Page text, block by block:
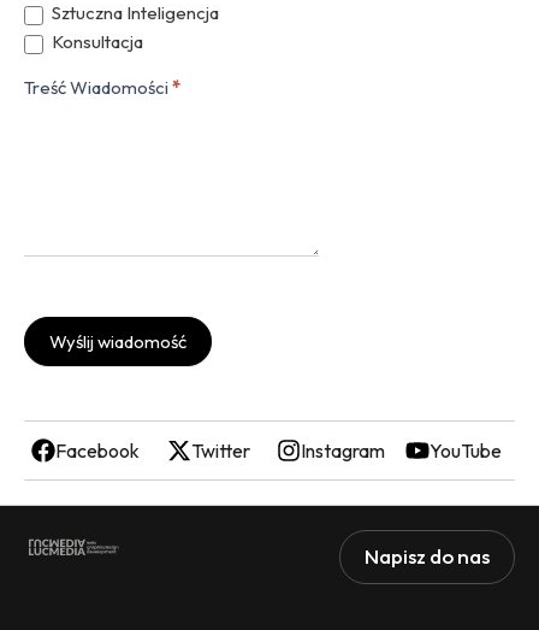
Sztuczna Inteligencja
Konsultacja
Treść Wiadomości *
Wyślij wiadomość
Facebook Twitter Instagram YouTube
Napisz do nas